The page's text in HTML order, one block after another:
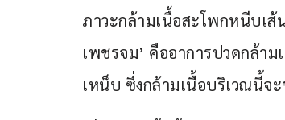
ภาวะกล้ามเนื้อสะโพกหนีบเส้
เพชรจม’ คืออาการปวดกล้า
เหน็บ ซึ่งกล้ามเนื้อบริเวณนี้จ